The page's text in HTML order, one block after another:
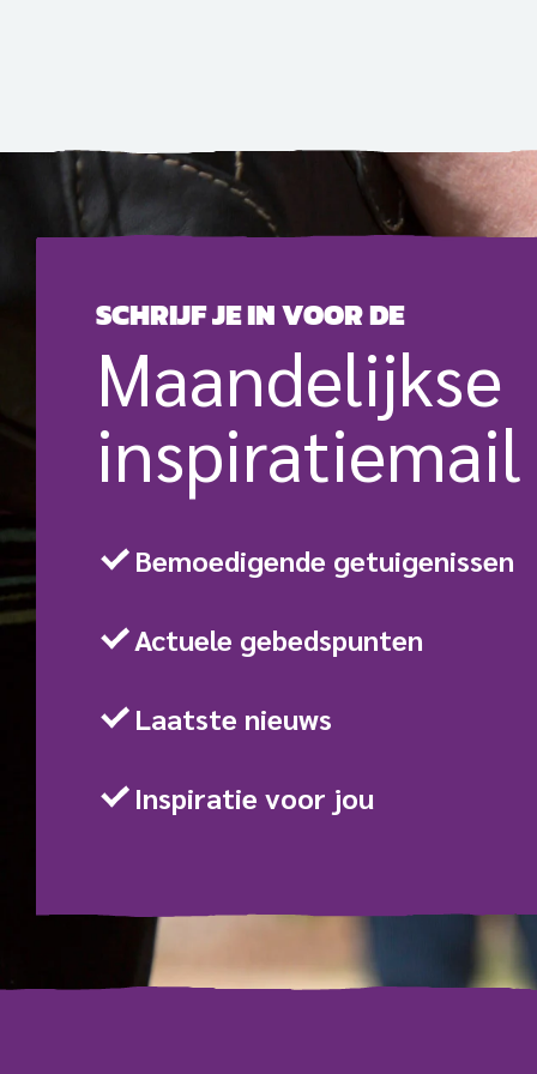
SCHRIJF JE IN VOOR DE
Maande­lijkse
inspiratie­mail
Bemoedigende getuigenissen
Actuele gebedspunten
Laatste nieuws
Inspiratie voor jou